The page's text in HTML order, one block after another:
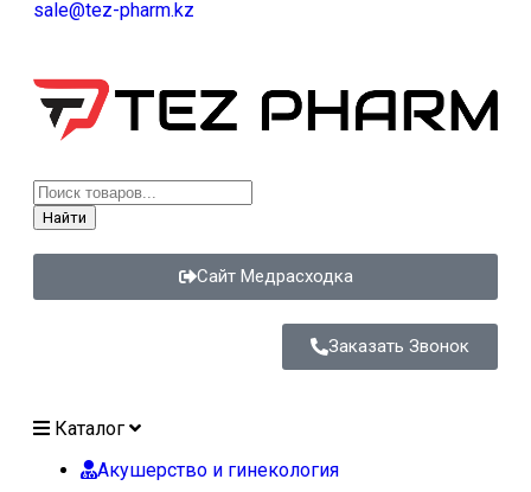
sale@tez-pharm.kz
Найти
Сайт Медрасходка
Заказать Звонок
Каталог
Акушерство и гинекология